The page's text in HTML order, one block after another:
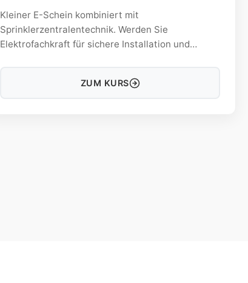
Kleiner E-Schein kombiniert mit
Sprinklerzentralentechnik. Werden Sie
Elektrofachkraft für sichere Installation und
ZUM KURS